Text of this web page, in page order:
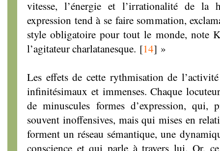
vitesse, l’énergie et l’irrationalité de la
expression tend à se faire sommation,
style obligatoire pour tout le monde, note
l’agitateur charlatanesque. [14] »
Les effets de cette rythmisation de
infinitésimaux et immenses. Chaque
de minuscules formes d’expression, qui,
souvent inoffensives, mais qui mises en
forment un réseau sémantique, une
conscience et qui parle à travers lui. Or,